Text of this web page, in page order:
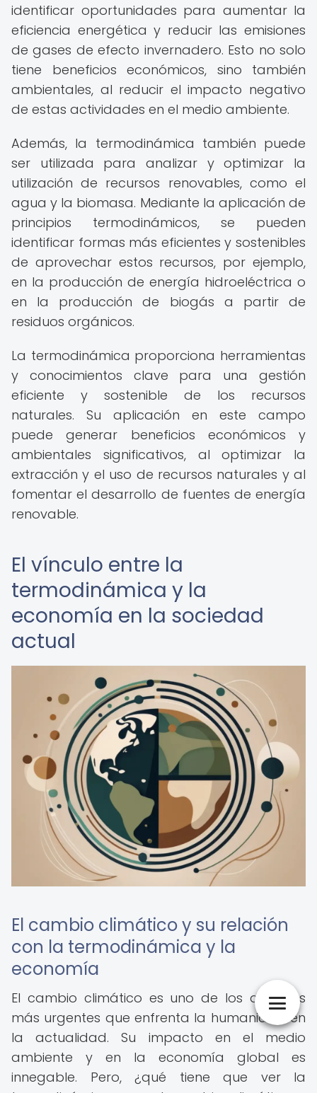
identificar oportunidades para aumentar la
eficiencia energética y reducir las emisiones
de gases de efecto invernadero. Esto no solo
tiene beneficios económicos, sino también
ambientales, al reducir el impacto negativo
de estas actividades en el medio ambiente.
Además, la termodinámica también puede
ser utilizada para analizar y optimizar la
utilización de recursos renovables, como el
agua y la biomasa. Mediante la aplicación de
principios termodinámicos, se pueden
identificar formas más eficientes y sostenibles
de aprovechar estos recursos, por ejemplo,
en la producción de energía hidroeléctrica o
en la producción de biogás a partir de
residuos orgánicos.
La termodinámica proporciona herramientas
y conocimientos clave para una gestión
eficiente y sostenible de los recursos
naturales. Su aplicación en este campo
puede generar beneficios económicos y
ambientales significativos, al optimizar la
extracción y el uso de recursos naturales y al
fomentar el desarrollo de fuentes de energía
renovable.
El vínculo entre la
termodinámica y la
economía en la sociedad
actual
El cambio climático y su relación
con la termodinámica y la
economía
El cambio climático es uno de los desafíos
más urgentes que enfrenta la humanidad en
la actualidad. Su impacto en el medio
ambiente y en la economía global es
innegable. Pero, ¿qué tiene que ver la